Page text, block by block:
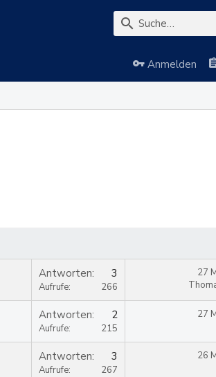
Anmelden
Antworten 3
Aufrufe 266
27
Antworten 2
Aufrufe 215
27
Antworten 3
Aufrufe 267
26